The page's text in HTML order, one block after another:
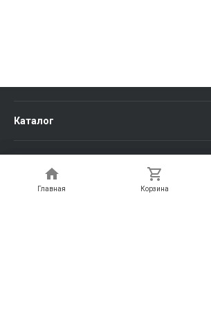
Главная Корзина
Главная Корзина
Каталог